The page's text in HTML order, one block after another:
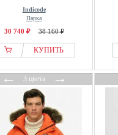
Indicode
Парка
30 740 ₽ 38 160 ₽
КУПИТЬ
←3 цвета→